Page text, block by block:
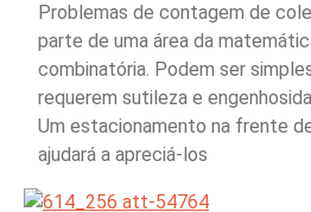
Problemas de contagem de
parte de uma área da
combinatória. Podem ser
requerem sutileza e
Um estacionamento na frente
ajudará a apreciá-los